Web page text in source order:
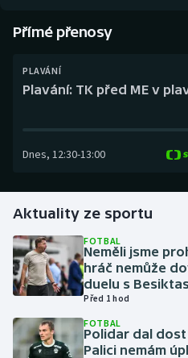
Box
Curling
Golf
Gymnastika
Házená
Jezdectví
Přímé přenosy
PLAVÁNÍ
Plavání: TK před ME v
Dnes, 12:30-13:00
Aktuality ze sportu
FOTBAL
Neměli jsme
hráč nemůže
duelu s
Před 1 hod
FOTBAL
Polidar dal
Palici nemám